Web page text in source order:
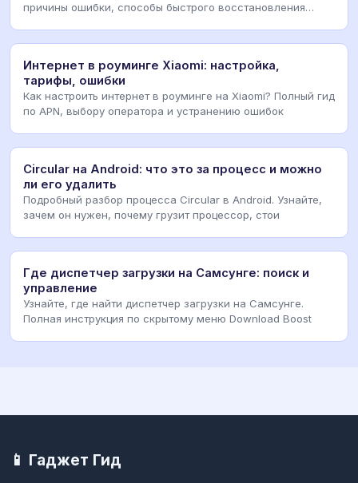
причины ошибки, способы быстрого восстановления
Интернет в роуминге Xiaomi: настройка,
тарифы, ошибки
Как настроить интернет в роуминге на Xiaomi? Полный гид
по APN, выбору оператора и устранению ошибок
Circular на Android: что это за процесс и можно
ли его удалить
Подробный разбор процесса Circular в Android. Узнайте,
зачем он нужен, почему грузит процессор, стои
Где диспетчер загрузки на Самсунге: поиск и
управление
Узнайте, где найти диспетчер загрузки на Самсунге.
Полная инструкция по скрытому меню Download Boost
📱 Гаджет Гид